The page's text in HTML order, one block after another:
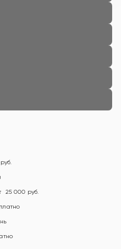
25 000 руб.